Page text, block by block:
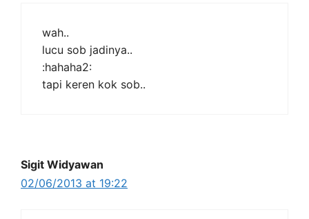
wah..
lucu sob jadinya..
:hahaha2:
tapi keren kok sob..
Sigit Widyawan
02/06/2013 at 19:22